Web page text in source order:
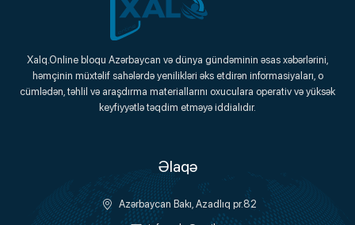
Xalq.Online
Onlayn Platforma
Xalq.Online bloqu Azərbaycan və dünya gündəminin əsas xəbərlərini,
həmçinin müxtəlif sahələrdə yenilikləri əks etdirən informasiyaları, o
cümlədən, təhlil və araşdırma materiallarını oxuculara operativ və yüksək
keyfiyyətlə təqdim etməyə iddialıdır.
Əlaqə
Azərbaycan Bakı, Azadlıq pr.82